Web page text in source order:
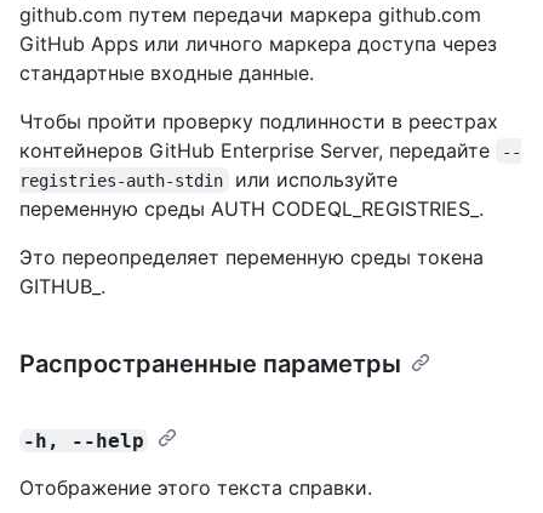
github.com путем передачи маркера github.com
GitHub Apps или личного маркера доступа через
стандартные входные данные.
Чтобы пройти проверку подлинности в реестрах
контейнеров GitHub Enterprise Server, передайте
--
registries-auth-stdin
или используйте
переменную среды AUTH CODEQL_REGISTRIES_.
Это переопределяет переменную среды токена
GITHUB_.
Распространенные параметры
-h, --help
Отображение этого текста справки.